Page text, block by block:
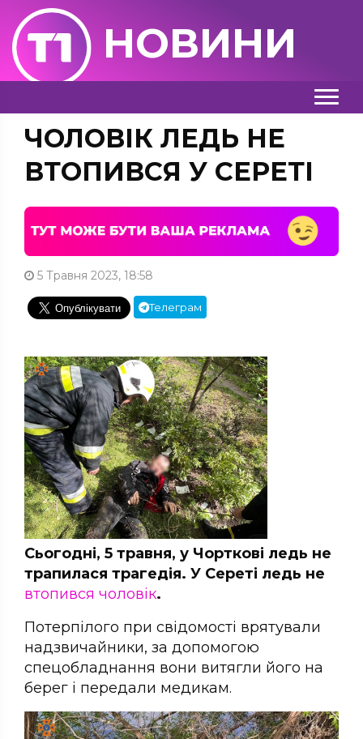
НОВИНИ
ЧОЛОВІК ЛЕДЬ НЕ
ВТОПИВСЯ У СЕРЕТІ
5 Травня 2023, 18:58
Телеграм
Сьогодні, 5 травня, у Чорткові ледь не
трапилася трагедія. У Сереті ледь не
втопився чоловік.
Потерпілого при свідомості врятували
надзвичайники, за допомогою
спецобладнання вони витягли його на
берег і передали медикам.